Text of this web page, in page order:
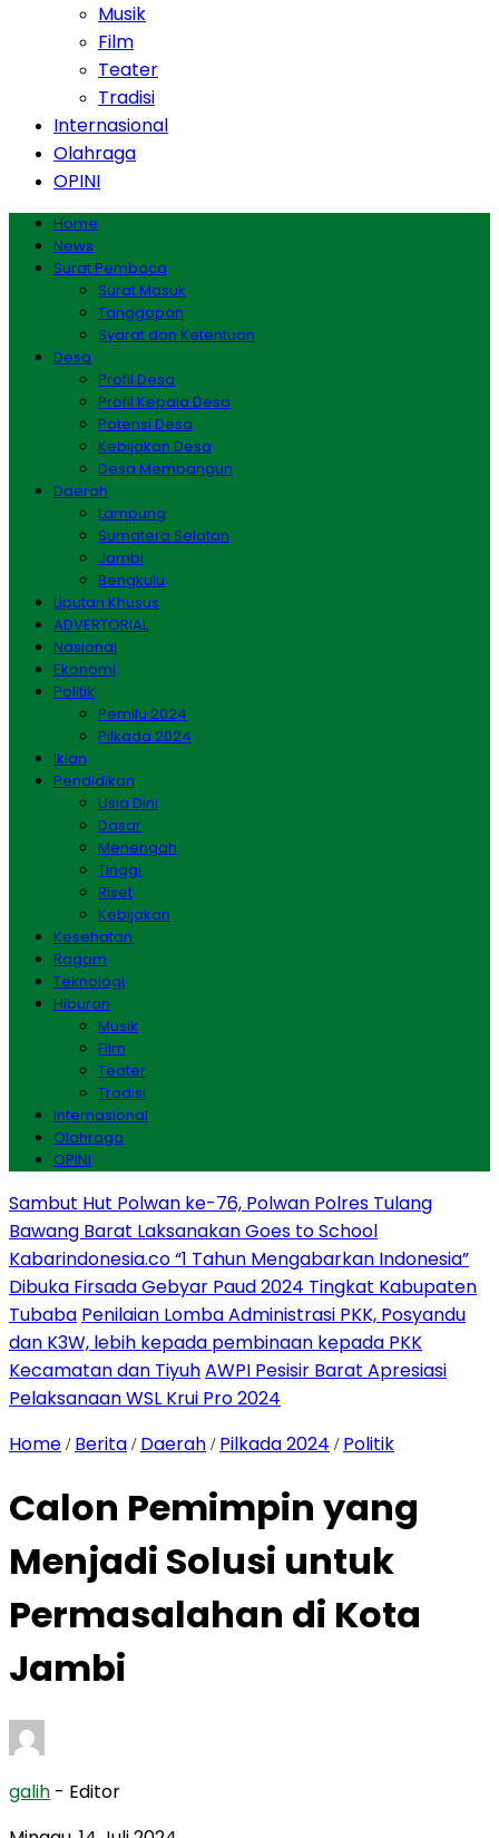
Musik
Film
Teater
Tradisi
Internasional
Olahraga
OPINI
Home
News
Surat Pembaca
Surat Masuk
Tanggapan
Syarat dan Ketentuan
Desa
Profil Desa
Profil Kepala Desa
Potensi Desa
Kebijakan Desa
Desa Membangun
Daerah
Lampung
Sumatera Selatan
Jambi
Bengkulu
Liputan Khusus
ADVERTORIAL
Nasional
Ekonomi
Politik
Pemilu 2024
Pilkada 2024
Iklan
Pendidikan
Usia Dini
Dasar
Menengah
Tinggi
Riset
Kebijakan
Kesehatan
Ragam
Teknologi
Hiburan
Musik
Film
Teater
Tradisi
Internasional
Olahraga
OPINI
Sambut Hut Polwan ke-76, Polwan Polres Tulang
Bawang Barat Laksanakan Goes to School
Kabarindonesia.co “1 Tahun Mengabarkan Indonesia”
Dibuka Firsada Gebyar Paud 2024 Tingkat Kabupaten
Tubaba Penilaian Lomba Administrasi PKK, Posyandu
dan K3W, lebih kepada pembinaan kepada PKK
Kecamatan dan TiyuhAWPI Pesisir Barat Apresiasi
Pelaksanaan WSL Krui Pro 2024
Home / Berita / Daerah / Pilkada 2024 / Politik
Calon Pemimpin yang
Menjadi Solusi untuk
Permasalahan di Kota
Jambi
galih - Editor